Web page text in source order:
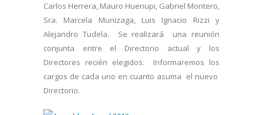
Carlos Herrera, Mauro Huenupi, Gabriel Montero,
Sra. Marcela Munizaga, Luis Ignacio Rizzi y
Alejandro Tudela. Se realizará una reunión
conjunta entre el Directorio actual y los
Directores recién elegidos. Informaremos los
cargos de cada uno en cuanto asuma el nuevo
Directorio.